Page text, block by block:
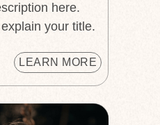
here.
your title.
LEARN MORE